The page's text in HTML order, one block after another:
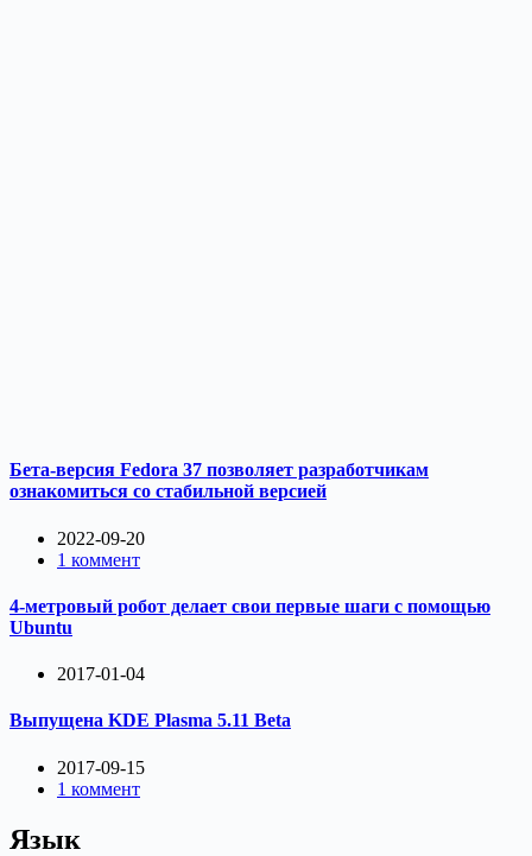
Бета-версия Fedora 37 позволяет разработчикам
ознакомиться со стабильной версией
2022-09-20
1 коммент
4-метровый робот делает свои первые шаги с помощью
Ubuntu
2017-01-04
Выпущена KDE Plasma 5.11 Beta
2017-09-15
1 коммент
Язык